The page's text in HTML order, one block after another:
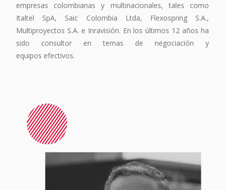
empresas colombianas y multinacionales, tales como
Italtel SpA, Saic Colombia Ltda, Flexospring S.A.,
Multiproyectos S.A. e Inravisión. En los últimos 12 años ha
sido consultor en temas de negociación y
equipos efectivos.